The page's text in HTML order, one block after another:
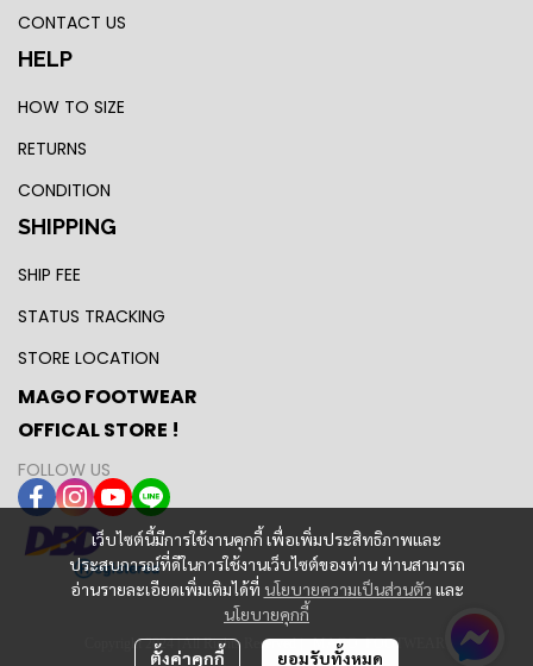
เว็บไซต์นี้มีการใช้งานคุกกี้ เพื่อเพิ่มประสิทธิภาพและ
ประสบการณ์ที่ดีในการใช้งานเว็บไซต์ของท่าน ท่านสามารถ
อ่านรายละเอียดเพิ่มเติมได้ที่ นโยบายความเป็นส่วนตัว และ
นโยบายคุกกี้
ตั้งค่าคุกกี้ ยอมรับทั้งหมด
CONTACT US
HELP
HOW TO SIZE
RETURNS
CONDITION
SHIPPING
SHIP FEE
STATUS TRACKING
STORE LOCATION
MAGO FOOTWEAR
OFFICAL STORE !
FOLLOW US
Copyright 2024 | All Rights Reserved | MAGO FOOTWEAR